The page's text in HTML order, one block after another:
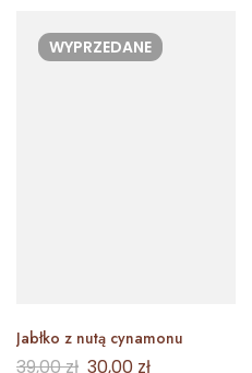
WYPRZEDANE
Jabłko z nutą cynamonu
39,00zł 30,00 zł